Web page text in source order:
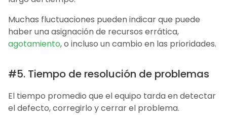
Muchas fluctuaciones pueden indicar que puede
haber una asignación de recursos errática,
agotamiento, o incluso un cambio en las prioridades.
#5. Tiempo de resolución de problemas
El tiempo promedio que el equipo tarda en detectar
el defecto, corregirlo y cerrar el problema.